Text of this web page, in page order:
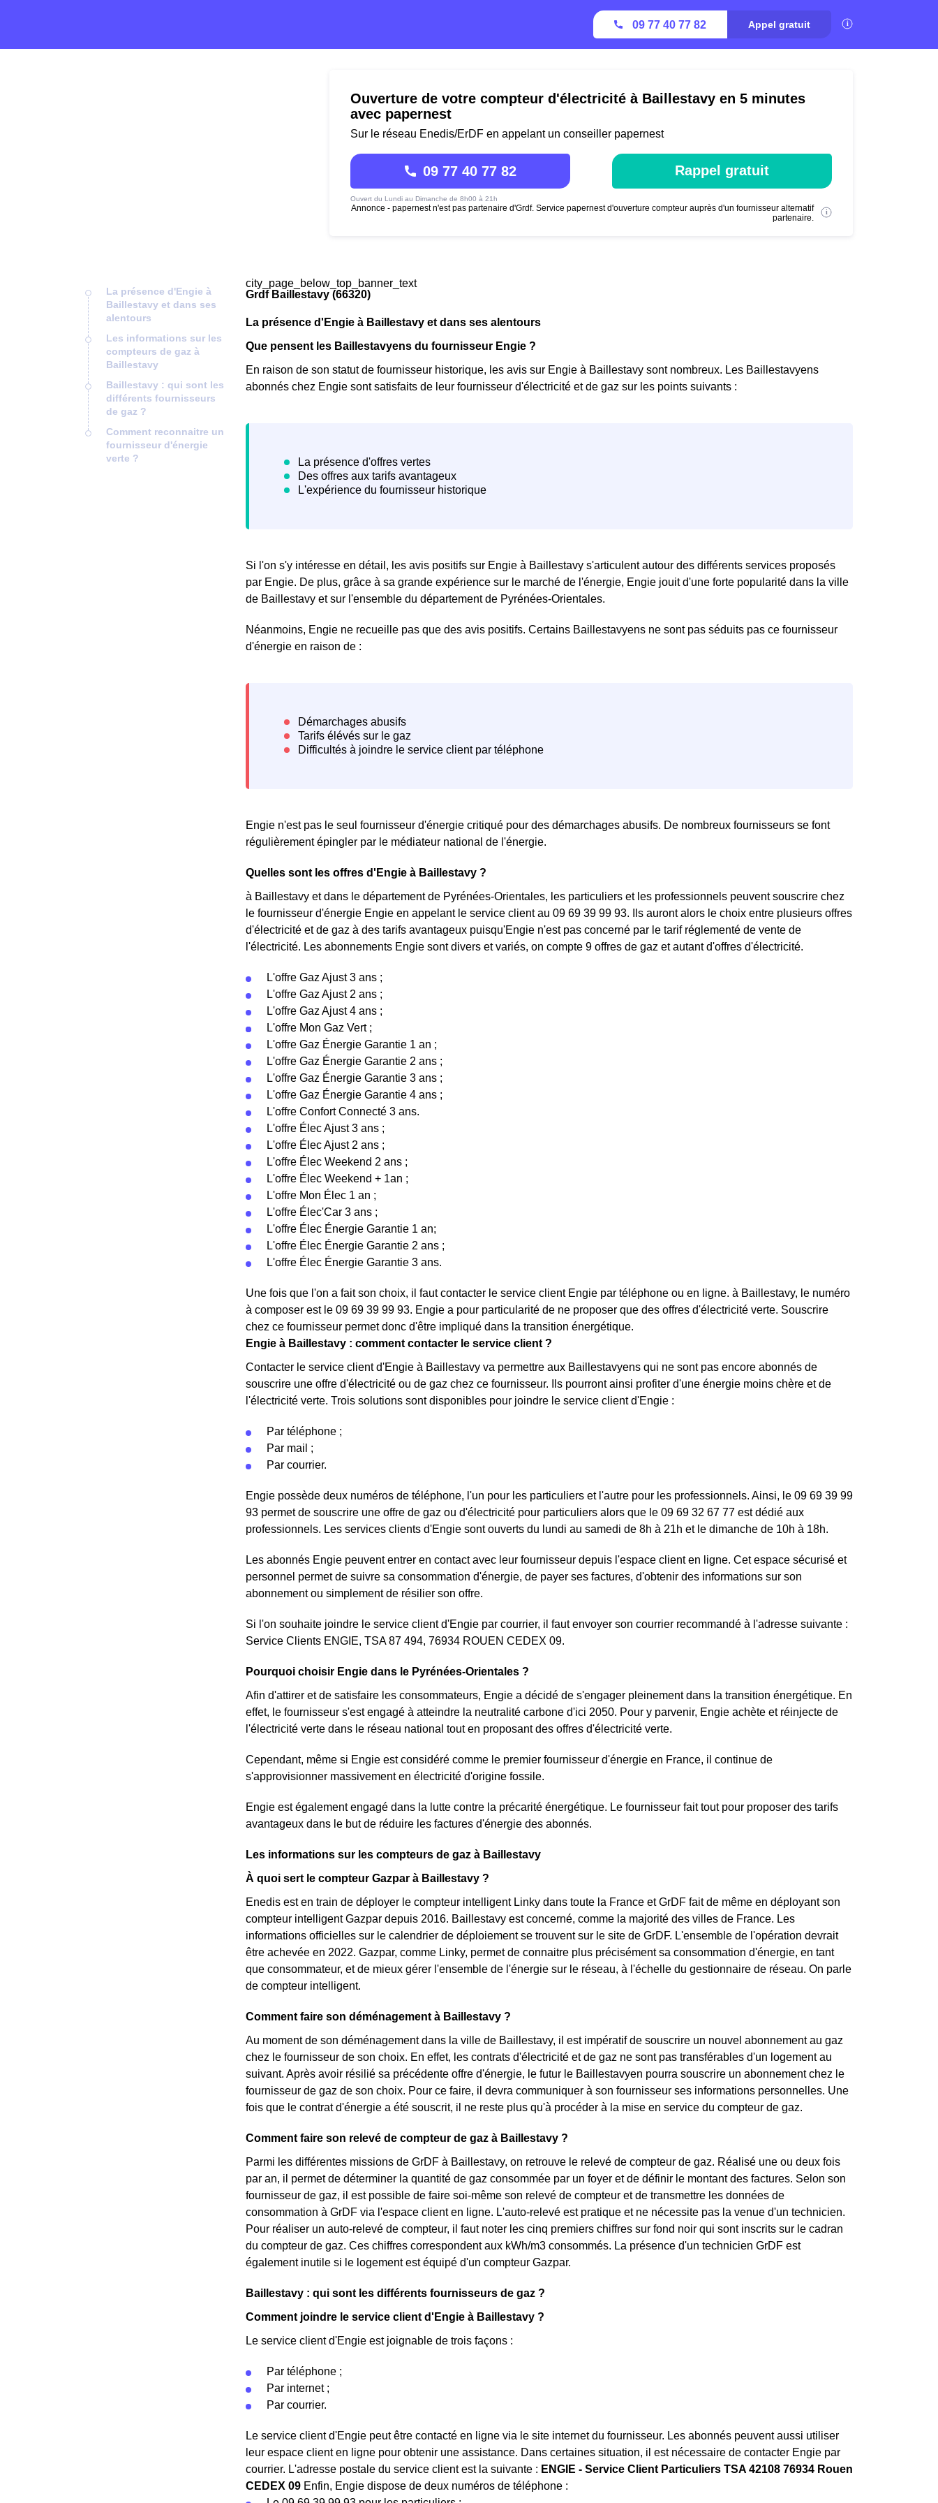
09 77 40 77 82 Appel gratuit
Ouverture de votre compteur d'électricité à Baillestavy en 5 minutes
avec papernest
Sur le réseau Enedis/ErDF en appelant un conseiller papernest
09 77 40 77 82
Ouvert du Lundi au Dimanche de 8h00 à 21h
Rappel gratuit
Annonce - papernest n'est pas partenaire d'Grdf. Service papernest d'ouverture compteur auprès d'un fournisseur alternatif
partenaire.
La présence d'Engie à
Baillestavy et dans ses
alentours
Les informations sur les
compteurs de gaz à
Baillestavy
Baillestavy : qui sont les
différents fournisseurs
de gaz ?
Comment reconnaitre un
fournisseur d'énergie
verte ?
city_page_below_top_banner_text
Grdf Baillestavy (66320)
La présence d'Engie à Baillestavy et dans ses alentours
Que pensent les Baillestavyens du fournisseur Engie ?
En raison de son statut de fournisseur historique, les avis sur Engie à Baillestavy sont nombreux. Les Baillestavyens
abonnés chez Engie sont satisfaits de leur fournisseur d'électricité et de gaz sur les points suivants :
Si l'on s'y intéresse en détail, les avis positifs sur Engie à Baillestavy s'articulent autour des différents services proposés
par Engie. De plus, grâce à sa grande expérience sur le marché de l'énergie, Engie jouit d'une forte popularité dans la ville
de Baillestavy et sur l'ensemble du département de Pyrénées-Orientales.
Néanmoins, Engie ne recueille pas que des avis positifs. Certains Baillestavyens ne sont pas séduits pas ce fournisseur
d'énergie en raison de :
Engie n'est pas le seul fournisseur d'énergie critiqué pour des démarchages abusifs. De nombreux fournisseurs se font
régulièrement épingler par le médiateur national de l'énergie.
Quelles sont les offres d'Engie à Baillestavy ?
à Baillestavy et dans le département de Pyrénées-Orientales, les particuliers et les professionnels peuvent souscrire chez
le fournisseur d'énergie Engie en appelant le service client au 09 69 39 99 93. Ils auront alors le choix entre plusieurs offres
d'électricité et de gaz à des tarifs avantageux puisqu'Engie n'est pas concerné par le tarif réglementé de vente de
l'électricité. Les abonnements Engie sont divers et variés, on compte 9 offres de gaz et autant d'offres d'électricité.
L'offre Gaz Ajust 3 ans ;
L'offre Gaz Ajust 2 ans ;
L'offre Gaz Ajust 4 ans ;
L'offre Mon Gaz Vert ;
L'offre Gaz Énergie Garantie 1 an ;
L'offre Gaz Énergie Garantie 2 ans ;
L'offre Gaz Énergie Garantie 3 ans ;
L'offre Gaz Énergie Garantie 4 ans ;
L'offre Confort Connecté 3 ans.
L'offre Élec Ajust 3 ans ;
L'offre Élec Ajust 2 ans ;
L'offre Élec Weekend 2 ans ;
L'offre Élec Weekend + 1an ;
L'offre Mon Élec 1 an ;
L'offre Élec'Car 3 ans ;
L'offre Élec Énergie Garantie 1 an;
L'offre Élec Énergie Garantie 2 ans ;
L'offre Élec Énergie Garantie 3 ans.
Une fois que l'on a fait son choix, il faut contacter le service client Engie par téléphone ou en ligne. à Baillestavy, le numéro
à composer est le 09 69 39 99 93. Engie a pour particularité de ne proposer que des offres d'électricité verte. Souscrire
chez ce fournisseur permet donc d'être impliqué dans la transition énergétique.
Engie à Baillestavy : comment contacter le service client ?
Contacter le service client d'Engie à Baillestavy va permettre aux Baillestavyens qui ne sont pas encore abonnés de
souscrire une offre d'électricité ou de gaz chez ce fournisseur. Ils pourront ainsi profiter d'une énergie moins chère et de
l'électricité verte. Trois solutions sont disponibles pour joindre le service client d'Engie :
Par téléphone ;
Par mail ;
Par courrier.
Engie possède deux numéros de téléphone, l'un pour les particuliers et l'autre pour les professionnels. Ainsi, le 09 69 39 99
93 permet de souscrire une offre de gaz ou d'électricité pour particuliers alors que le 09 69 32 67 77 est dédié aux
professionnels. Les services clients d'Engie sont ouverts du lundi au samedi de 8h à 21h et le dimanche de 10h à 18h.
Les abonnés Engie peuvent entrer en contact avec leur fournisseur depuis l'espace client en ligne. Cet espace sécurisé et
personnel permet de suivre sa consommation d'énergie, de payer ses factures, d'obtenir des informations sur son
abonnement ou simplement de résilier son offre.
Si l'on souhaite joindre le service client d'Engie par courrier, il faut envoyer son courrier recommandé à l'adresse suivante :
Service Clients ENGIE, TSA 87 494, 76934 ROUEN CEDEX 09.
Pourquoi choisir Engie dans le Pyrénées-Orientales ?
Afin d'attirer et de satisfaire les consommateurs, Engie a décidé de s'engager pleinement dans la transition énergétique. En
effet, le fournisseur s'est engagé à atteindre la neutralité carbone d'ici 2050. Pour y parvenir, Engie achète et réinjecte de
l'électricité verte dans le réseau national tout en proposant des offres d'électricité verte.
Cependant, même si Engie est considéré comme le premier fournisseur d'énergie en France, il continue de
s'approvisionner massivement en électricité d'origine fossile.
Engie est également engagé dans la lutte contre la précarité énergétique. Le fournisseur fait tout pour proposer des tarifs
avantageux dans le but de réduire les factures d'énergie des abonnés.
Les informations sur les compteurs de gaz à Baillestavy
À quoi sert le compteur Gazpar à Baillestavy ?
Enedis est en train de déployer le compteur intelligent Linky dans toute la France et GrDF fait de même en déployant son
compteur intelligent Gazpar depuis 2016. Baillestavy est concerné, comme la majorité des villes de France. Les
informations officielles sur le calendrier de déploiement se trouvent sur le site de GrDF. L'ensemble de l'opération devrait
être achevée en 2022. Gazpar, comme Linky, permet de connaitre plus précisément sa consommation d'énergie, en tant
que consommateur, et de mieux gérer l'ensemble de l'énergie sur le réseau, à l'échelle du gestionnaire de réseau. On parle
de compteur intelligent.
Comment faire son déménagement à Baillestavy ?
Au moment de son déménagement dans la ville de Baillestavy, il est impératif de souscrire un nouvel abonnement au gaz
chez le fournisseur de son choix. En effet, les contrats d'électricité et de gaz ne sont pas transférables d'un logement au
suivant. Après avoir résilié sa précédente offre d'énergie, le futur le Baillestavyen pourra souscrire un abonnement chez le
fournisseur de gaz de son choix. Pour ce faire, il devra communiquer à son fournisseur ses informations personnelles. Une
fois que le contrat d'énergie a été souscrit, il ne reste plus qu'à procéder à la mise en service du compteur de gaz.
Comment faire son relevé de compteur de gaz à Baillestavy ?
Parmi les différentes missions de GrDF à Baillestavy, on retrouve le relevé de compteur de gaz. Réalisé une ou deux fois
par an, il permet de déterminer la quantité de gaz consommée par un foyer et de définir le montant des factures. Selon son
fournisseur de gaz, il est possible de faire soi-même son relevé de compteur et de transmettre les données de
consommation à GrDF via l'espace client en ligne. L'auto-relevé est pratique et ne nécessite pas la venue d'un technicien.
Pour réaliser un auto-relevé de compteur, il faut noter les cinq premiers chiffres sur fond noir qui sont inscrits sur le cadran
du compteur de gaz. Ces chiffres correspondent aux kWh/m3 consommés. La présence d'un technicien GrDF est
également inutile si le logement est équipé d'un compteur Gazpar.
Baillestavy : qui sont les différents fournisseurs de gaz ?
Comment joindre le service client d'Engie à Baillestavy ?
Le service client d'Engie est joignable de trois façons :
Par téléphone ;
Par internet ;
Par courrier.
Le service client d'Engie peut être contacté en ligne via le site internet du fournisseur. Les abonnés peuvent aussi utiliser
leur espace client en ligne pour obtenir une assistance. Dans certaines situation, il est nécessaire de contacter Engie par
courrier. L'adresse postale du service client est la suivante : ENGIE - Service Client Particuliers TSA 42108 76934 Rouen
CEDEX 09 Enfin, Engie dispose de deux numéros de téléphone :